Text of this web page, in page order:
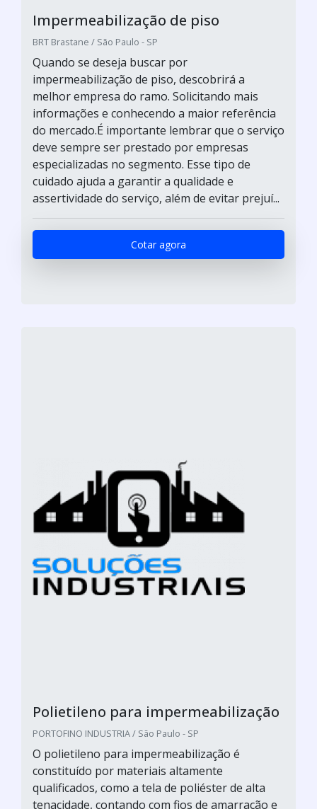
Impermeabilização de piso
BRT Brastane / São Paulo - SP
Quando se deseja buscar por
impermeabilização de piso, descobrirá a
melhor empresa do ramo. Solicitando mais
informações e conhecendo a maior referência
do mercado.É importante lembrar que o serviço
deve sempre ser prestado por empresas
especializadas no segmento. Esse tipo de
cuidado ajuda a garantir a qualidade e
assertividade do serviço, além de evitar prejuí...
Cotar agora
Polietileno para impermeabilização
PORTOFINO INDUSTRIA / São Paulo - SP
O polietileno para impermeabilização é
constituído por materiais altamente
qualificados, como a tela de poliéster de alta
tenacidade, contando com fios de amarração e